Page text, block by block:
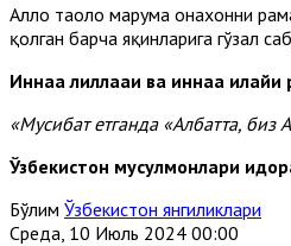
Аллоҳ таоло марҳума онахонни
қолган барча яқинларига гўзал
Иннаа лиллааҳи ва иннаа
«Мусибат етганда «Албатта, биз
Ўзбекистон мусулмонлари
Бўлим Ўзбекистон янгиликлари
Среда, 10 Июль 2024 00:00